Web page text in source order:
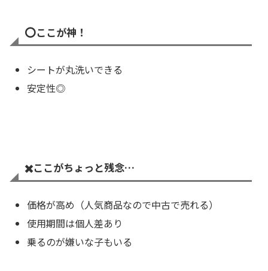
⭕️ここが神！
シートが丸洗いできる
安定性◎
✖️ここがちょっと残念…
価格が高め（人気商品なので中古で売れる）
使用期間は個人差あり
乗るのが嫌いな子もいる